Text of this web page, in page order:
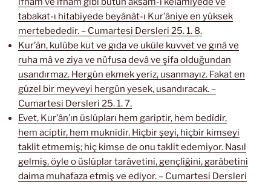
tabakat-ı hitabiyede beyânât-ı Kur’âniye en yüksek
mertebededir. – Cumartesi Dersleri 25. 1. 8.
Kur’ân, kulûbe kut ve gıda ve ukûle kuvvet ve gınâ ve
ruha mâ ve ziya ve nüfusa devâ ve şifa olduğundan
usandırmaz. Hergün ekmek yeriz, usanmayız. Fakat en
güzel bir meyveyi hergün yesek, usandıracak. –
Cumartesi Dersleri 25. 1. 7.
Evet, Kur’ân’ın üslûpları hem gariptir, hem bedîdir,
hem aciptir, hem muknidir. Hiçbir şeyi, hiçbir kimseyi
taklit etmemiş; hiç kimse de onu taklit edemiyor. Nasıl
gelmiş, öyle o üslûplar tarâvetini, gençliğini, garâbetini
daima muhafaza etmiş ve ediyor. – Cumartesi Dersleri